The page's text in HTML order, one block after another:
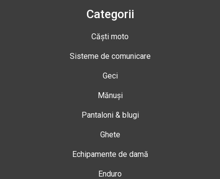
Categorii
Căști moto
Sisteme de comunicare
Geci
Mănuși
Pantaloni & blugi
Ghete
Echipamente de damă
Enduro